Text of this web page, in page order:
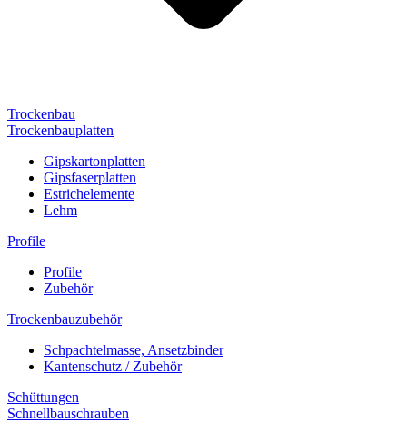
Trockenbau
Trockenbauplatten
Gipskartonplatten
Gipsfaserplatten
Estrichelemente
Lehm
Profile
Profile
Zubehör
Trockenbauzubehör
Schpachtelmasse, Ansetzbinder
Kantenschutz / Zubehör
Schüttungen
Schnellbauschrauben